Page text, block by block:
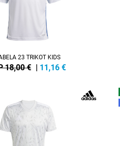
23 TRIKOT KIDS
18,00 € | 11,16 €